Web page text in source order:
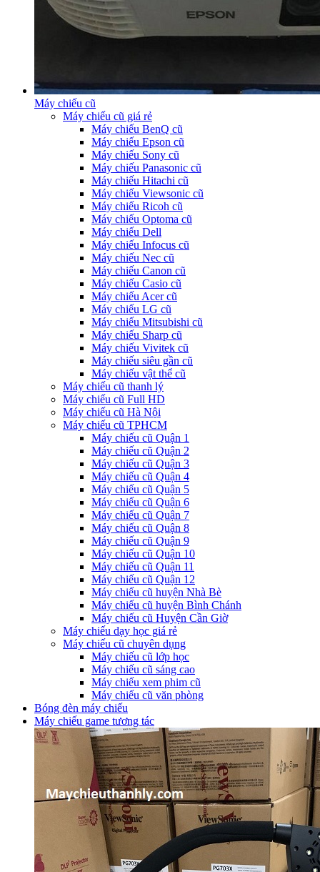
Máy chiếu cũ
Máy chiếu cũ giá rẻ
Máy chiếu BenQ cũ
Máy chiếu Epson cũ
Máy chiếu Sony cũ
Máy chiếu Panasonic cũ
Máy chiếu Hitachi cũ
Máy chiếu Viewsonic cũ
Máy chiếu Ricoh cũ
Máy chiếu Optoma cũ
Máy chiếu Dell
Máy chiếu Infocus cũ
Máy chiếu Nec cũ
Máy chiếu Canon cũ
Máy chiếu Casio cũ
Máy chiếu Acer cũ
Máy chiếu LG cũ
Máy chiếu Mitsubishi cũ
Máy chiếu Sharp cũ
Máy chiếu Vivitek cũ
Máy chiếu siêu gần cũ
Máy chiếu vật thể cũ
Máy chiếu cũ thanh lý
Máy chiếu cũ Full HD
Máy chiếu cũ Hà Nội
Máy chiếu cũ TPHCM
Máy chiếu cũ Quận 1
Máy chiếu cũ Quận 2
Máy chiếu cũ Quận 3
Máy chiếu cũ Quận 4
Máy chiếu cũ Quận 5
Máy chiếu cũ Quận 6
Máy chiếu cũ Quận 7
Máy chiếu cũ Quận 8
Máy chiếu cũ Quận 9
Máy chiếu cũ Quận 10
Máy chiếu cũ Quận 11
Máy chiếu cũ Quận 12
Máy chiếu cũ huyện Nhà Bè
Máy chiếu cũ huyện Bình Chánh
Máy chiếu cũ Huyện Cần Giờ
Máy chiếu dạy học giá rẻ
Máy chiếu cũ chuyên dụng
Máy chiếu cũ lớp học
Máy chiếu cũ sáng cao
Máy chiếu xem phim cũ
Máy chiếu cũ văn phòng
Bóng đèn máy chiếu
Máy chiếu game tương tác